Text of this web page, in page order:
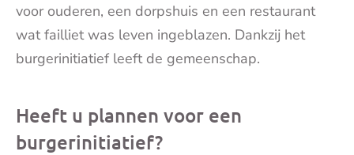
voor ouderen, een dorpshuis en een restaurant
wat failliet was leven ingeblazen. Dankzij het
burgerinitiatief leeft de gemeenschap.
Heeft u plannen voor een
burgerinitiatief?